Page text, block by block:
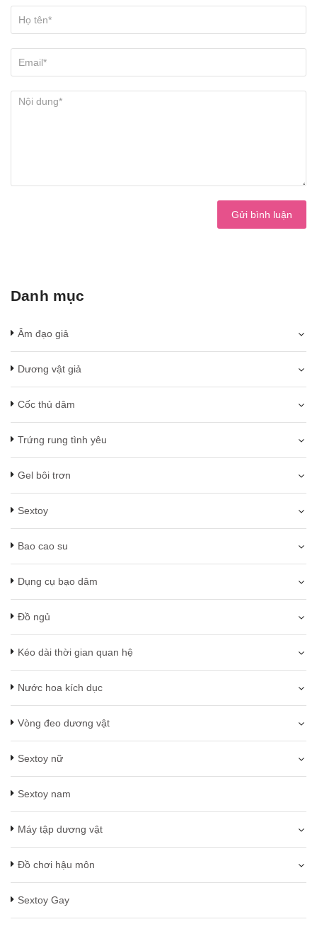
Gửi bình luận
Danh mục
Âm đạo giả
Dương vật giả
Cốc thủ dâm
Trứng rung tình yêu
Gel bôi trơn
Sextoy
Bao cao su
Dụng cụ bạo dâm
Đồ ngủ
Kéo dài thời gian quan hệ
Nước hoa kích dục
Vòng đeo dương vật
Sextoy nữ
Sextoy nam
Máy tập dương vật
Đồ chơi hậu môn
Sextoy Gay